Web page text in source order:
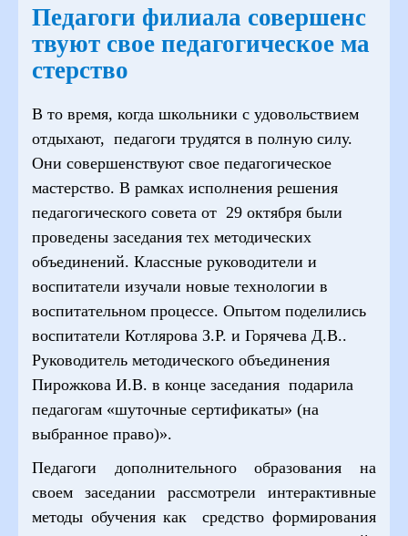
Педагоги филиала совершенс
твуют свое педагогическое ма
стерство
В то время, когда школьники с удовольствием
отдыхают, педагоги трудятся в полную силу.
Они совершенствуют свое педагогическое
мастерство. В рамках исполнения решения
педагогического совета от 29 октября были
проведены заседания тех методических
объединений. Классные руководители и
воспитатели изучали новые технологии в
воспитательном процессе. Опытом поделились
воспитатели Котлярова З.Р. и Горячева Д.В..
Руководитель методического объединения
Пирожкова И.В. в конце заседания подарила
педагогам «шуточные сертификаты» (на
выбранное право)».
Педагоги дополнительного образования на
своем заседании рассмотрели интерактивные
методы обучения как средство формирования